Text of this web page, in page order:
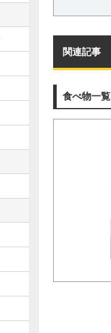
関連記事
食べ物一覧